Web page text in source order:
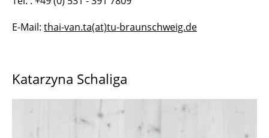
E-Mail: thai-van.ta(at)tu-braunschweig.de
Katarzyna Schaliga